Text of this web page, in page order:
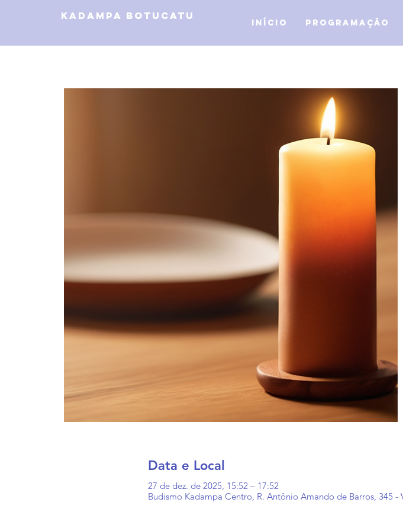
kadampa botucatu
Início Programação
Data e Local
27 de dez. de 2025, 15:52 – 17:52
Budismo Kadampa Centro, R. Antônio Amando de Barros, 345